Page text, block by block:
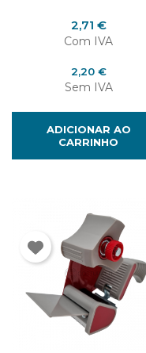
Preço
2,71 €
Com IVA
Preço
2,20 €
Sem IVA
ADICIONAR AO
CARRINHO
Entrar
Cancelar